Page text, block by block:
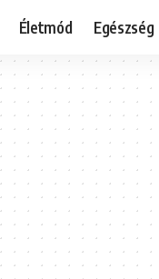
Életmód Egészség